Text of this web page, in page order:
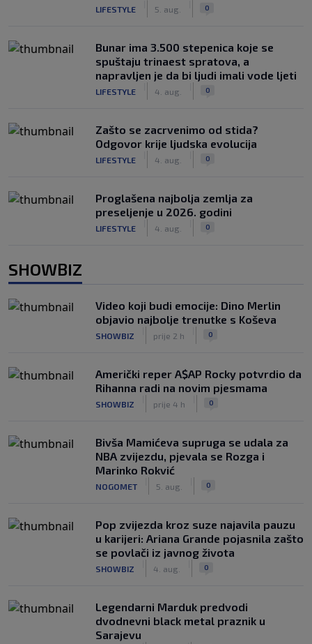
LIFESTYLE 5. aug. 0
Bunar imа 3.500 stepenica koje se
spuštaju trinaest spratova, a
napravljen je da bi ljudi imali vode ljeti
LIFESTYLE 4. aug. 0
Zašto se zacrvenimo od stida?
Odgovor krije ljudska evolucija
LIFESTYLE 4. aug. 0
Proglašena najbolja zemlja za
preseljenje u 2026. godini
LIFESTYLE 4. aug. 0
SHOWBIZ
Video koji budi emocije: Dino Merlin
objavio najbolje trenutke s Koševa
SHOWBIZ prije 2 h 0
Američki reper A$AP Rocky potvrdio da
Rihanna radi na novim pjesmama
SHOWBIZ prije 4 h 0
Bivša Mamićeva supruga se udala za
NBA zvijezdu, pjevala se Rozga i
Marinko Rokvić
NOGOMET 5. aug. 0
Pop zvijezda kroz suze najavila pauzu
u karijeri: Ariana Grande pojasnila zašto
se povlači iz javnog života
SHOWBIZ 4. aug. 0
Legendarni Marduk predvodi
dvodnevni black metal praznik u
Sarajevu